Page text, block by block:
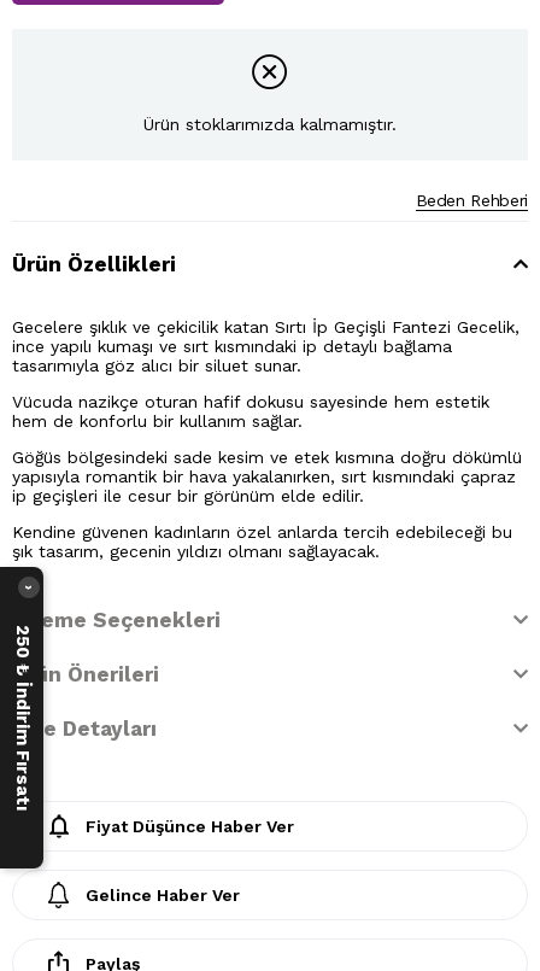
Ürün stoklarımızda kalmamıştır.
Beden Rehberi
Ürün Özellikleri
Gecelere şıklık ve çekicilik katan Sırtı İp Geçişli Fantezi Gecelik,
ince yapılı kumaşı ve sırt kısmındaki ip detaylı bağlama
tasarımıyla göz alıcı bir siluet sunar.
Vücuda nazikçe oturan hafif dokusu sayesinde hem estetik
hem de konforlu bir kullanım sağlar.
Göğüs bölgesindeki sade kesim ve etek kısmına doğru dökümlü
yapısıyla romantik bir hava yakalanırken, sırt kısmındaki çapraz
ip geçişleri ile cesur bir görünüm elde edilir.
Kendine güvenen kadınların özel anlarda tercih edebileceği bu
şık tasarım, gecenin yıldızı olmanı sağlayacak.
Ödeme Seçenekleri
Ürün Önerileri
İade Detayları
Fiyat Düşünce Haber Ver
Gelince Haber Ver
Paylaş
250 ₺ İndirim Fırsatı
›